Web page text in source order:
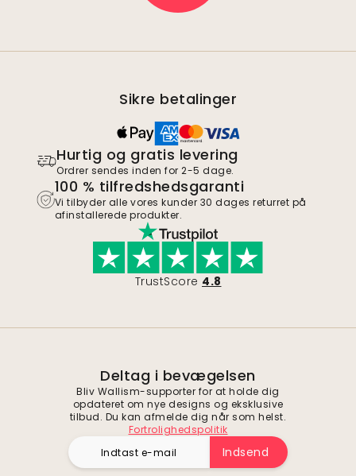
Sikre betalinger
Hurtig og gratis levering
Ordrer sendes inden for 2-5 dage.
100 % tilfredshedsgaranti
Vi tilbyder alle vores kunder 30 dages returret på
afinstallerede produkter.
TrustScore 4.8
Deltag i bevægelsen
Bliv Wallism-supporter for at holde dig
opdateret om nye designs og eksklusive
tilbud. Du kan afmelde dig når som helst.
Fortrolighedspolitik
Indsend